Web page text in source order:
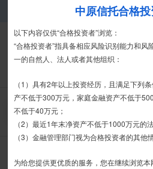
信托产品
净值产品
栏目首页
热销产品 运营产品
宏瑞系列
丰利系列 安
特别提
尊敬的投资者：
合格投资者认证、风险测评、录音录像
亲自操作完成，不得由他人代办。
我司信托产品账户均以我司名义开立，
信托合同约定转入我司信托产品的银行专
时，请注意不要向任何非我司账户转账、支
如有疑问，请联系您的专属客户经理或咨
中原信托合格
以下内容仅供“合格投资者”浏览：
“合格投资者”指具备相应风险识别能力和风
一的自然人、法人或者其他组织：
（1）具有2年以上投资经历，且满足下列
产不低于300万元，家庭金融资产不低于
不低于40万元；
（2）最近1年末净资产不低于1000万元的
（3）金融管理部门视为合格投资者的其他情
为给您提供更优质的服务，您在继续浏览